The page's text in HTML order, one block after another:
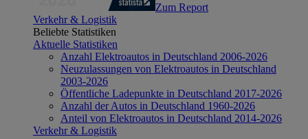
Zum Report
Verkehr & Logistik
Beliebte Statistiken
Aktuelle Statistiken
Anzahl Elektroautos in Deutschland 2006-2026
Neuzulassungen von Elektroautos in Deutschland
2003-2026
Öffentliche Ladepunkte in Deutschland 2017-2026
Anzahl der Autos in Deutschland 1960-2026
Anteil von Elektroautos in Deutschland 2014-2026
Verkehr & Logistik